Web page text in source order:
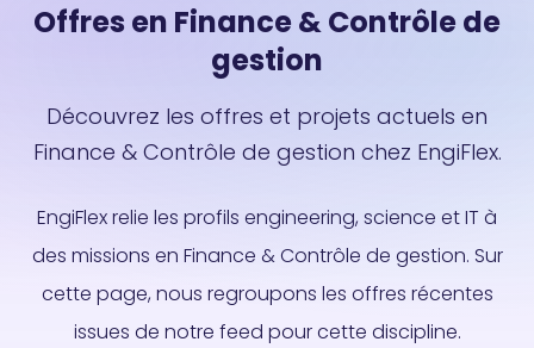
Offres en Finance & Contrôle de
gestion
Découvrez les offres et projets actuels en
Finance & Contrôle de gestion chez EngiFlex.
EngiFlex relie les profils engineering, science et IT à
des missions en Finance & Contrôle de gestion. Sur
cette page, nous regroupons les offres récentes
issues de notre feed pour cette discipline.